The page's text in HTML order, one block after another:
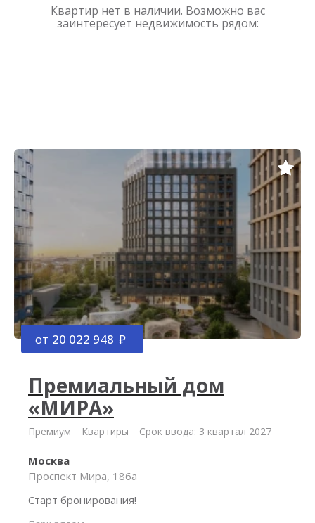
Квартир нет в наличии. Возможно вас
заинтересует недвижимость рядом:
от 20 022 948
Премиальный дом
«МИРА»
Премиум Квартиры Срок ввода: 3 квартал 2027
Москва
Проспект Мира, 186а
Старт бронирования!